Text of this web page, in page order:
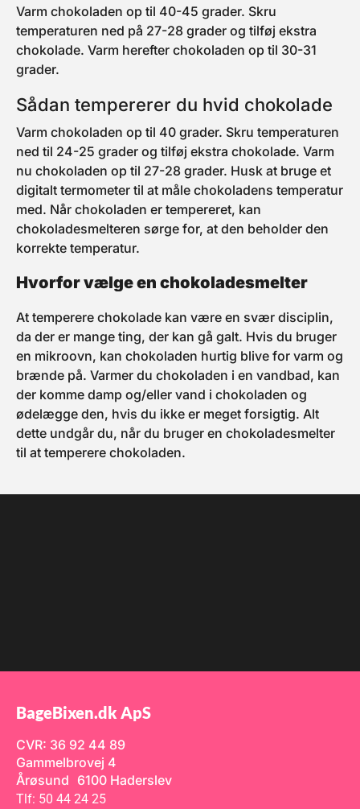
Varm chokoladen op til 40-45 grader. Skru
temperaturen ned på 27-28 grader og tilføj ekstra
chokolade. Varm herefter chokoladen op til 30-31
grader.
Sådan tempererer du hvid chokolade
Varm chokoladen op til 40 grader. Skru temperaturen
ned til 24-25 grader og tilføj ekstra chokolade. Varm
nu chokoladen op til 27-28 grader. Husk at bruge et
digitalt termometer til at måle chokoladens temperatur
med. Når chokoladen er tempereret, kan
chokoladesmelteren sørge for, at den beholder den
korrekte temperatur.
Hvorfor vælge en chokoladesmelter
At temperere chokolade kan være en svær disciplin,
da der er mange ting, der kan gå galt. Hvis du bruger
en mikroovn, kan chokoladen hurtig blive for varm og
brænde på. Varmer du chokoladen i en vandbad, kan
der komme damp og/eller vand i chokoladen og
ødelægge den, hvis du ikke er meget forsigtig. Alt
dette undgår du, når du bruger en chokoladesmelter
til at temperere chokoladen.
BageBixen.dk ApS
CVR: 36 92 44 89
Gammelbrovej 4
Årøsund 6100 Haderslev
Tlf: 50 44 24 25